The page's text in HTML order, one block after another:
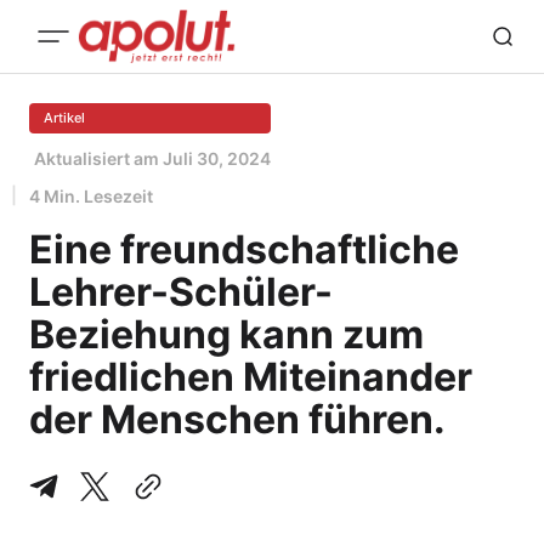
Artikel
Aktualisiert am Juli 30, 2024
4 Min. Lesezeit
Eine freundschaftliche
Lehrer-Schüler-
Beziehung kann zum
friedlichen Miteinander
der Menschen führen.